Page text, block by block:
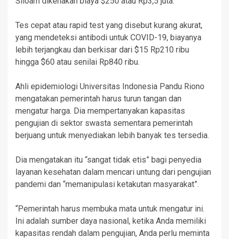
Tes cepat atau rapid test yang disebut kurang akurat,
yang mendeteksi antibodi untuk COVID-19, biayanya
lebih terjangkau dan berkisar dari $15 Rp210 ribu
hingga $60 atau senilai Rp840 ribu.
Ahli epidemiologi Universitas Indonesia Pandu Riono
mengatakan pemerintah harus turun tangan dan
mengatur harga. Dia mempertanyakan kapasitas
pengujian di sektor swasta sementara pemerintah
berjuang untuk menyediakan lebih banyak tes tersedia.
Dia mengatakan itu “sangat tidak etis” bagi penyedia
layanan kesehatan dalam mencari untung dari pengujian
pandemi dan “memanipulasi ketakutan masyarakat”.
“Pemerintah harus membuka mata untuk mengatur ini.
Ini adalah sumber daya nasional, ketika Anda memiliki
kapasitas rendah dalam pengujian, Anda perlu meminta